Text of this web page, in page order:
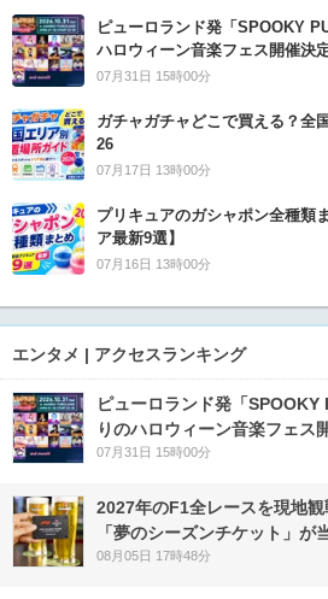
ピューロランド発「SPOOKY
ハロウィーン音楽フェス開催決
07月31日 15時00分
ガチャガチャどこで買える？全
26
07月17日 13時00分
プリキュアのガシャポン全種類
ア最新9選】
07月16日 13時00分
エンタメ | アクセスランキング
ピューロランド発「
りのハロウィーン音楽フェス
07月31日 15時00分
2027年のF1全レースを現地
「夢のシーズンチケット」が
08月05日 17時48分